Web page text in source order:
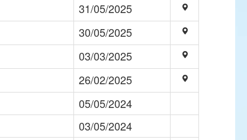
31/05/2025
30/05/2025
03/03/2025
26/02/2025
05/05/2024
03/05/2024